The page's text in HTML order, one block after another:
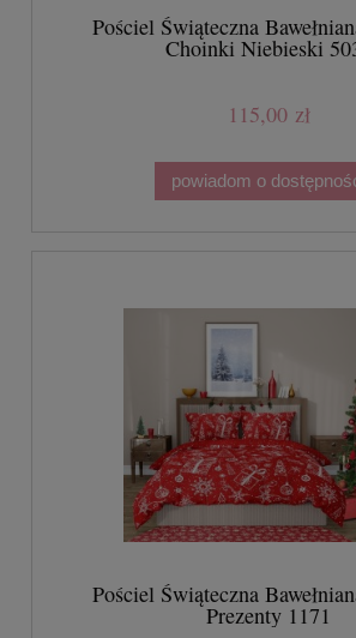
Pościel Świąteczna
Choinki Niebieski
115,00 zł
powiadom o
Pościel Świąteczna
Prezenty 1171